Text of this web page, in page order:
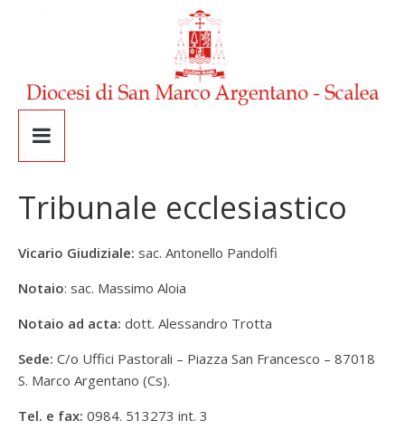
Tribunale ecclesiastico
Vicario Giudiziale: sac. Antonello Pandolfi
Notaio: sac. Massimo Aloia
Notaio ad acta: dott. Alessandro Trotta
Sede: C/o Uffici Pastorali – Piazza San Francesco – 87018
S. Marco Argentano (Cs).
Tel. e fax: 0984. 513273 int. 3